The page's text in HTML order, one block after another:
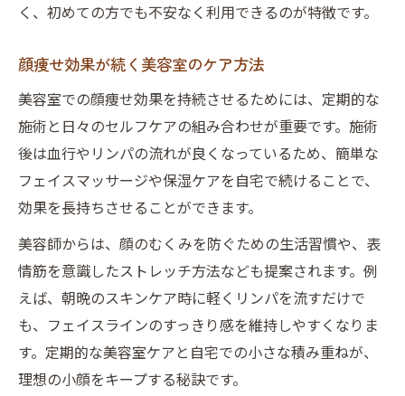
く、初めての方でも不安なく利用できるのが特徴です。
顔痩せ効果が続く美容室のケア方法
美容室での顔痩せ効果を持続させるためには、定期的な
施術と日々のセルフケアの組み合わせが重要です。施術
後は血行やリンパの流れが良くなっているため、簡単な
フェイスマッサージや保湿ケアを自宅で続けることで、
効果を長持ちさせることができます。
美容師からは、顔のむくみを防ぐための生活習慣や、表
情筋を意識したストレッチ方法なども提案されます。例
えば、朝晩のスキンケア時に軽くリンパを流すだけで
も、フェイスラインのすっきり感を維持しやすくなりま
す。定期的な美容室ケアと自宅での小さな積み重ねが、
理想の小顔をキープする秘訣です。